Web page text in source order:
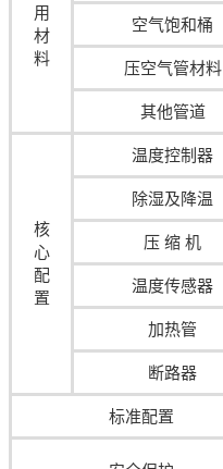
用
材
料
空气饱和桶
压空气管材料
其他管道
核
心
配
置
温度控制器
除湿及降温
压 缩 机
温度传感器
加热管
断路器
标准配置